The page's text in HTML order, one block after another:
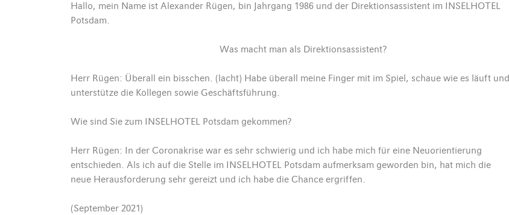
Hallo, mein Name ist Alexander Rügen, bin Jahrgang 1986 und der Direktionsassistent im INSELHOTEL
Potsdam.
Was macht man als Direktionsassistent?
Herr Rügen: Überall ein bisschen. (lacht) Habe überall meine Finger mit im Spiel, schaue wie es läuft und
unterstütze die Kollegen sowie Geschäftsführung.
Wie sind Sie zum INSELHOTEL Potsdam gekommen?
Herr Rügen: In der Coronakrise war es sehr schwierig und ich habe mich für eine Neuorientierung
entschieden. Als ich auf die Stelle im INSELHOTEL Potsdam aufmerksam geworden bin, hat mich die
neue Herausforderung sehr gereizt und ich habe die Chance ergriffen.
(September 2021)